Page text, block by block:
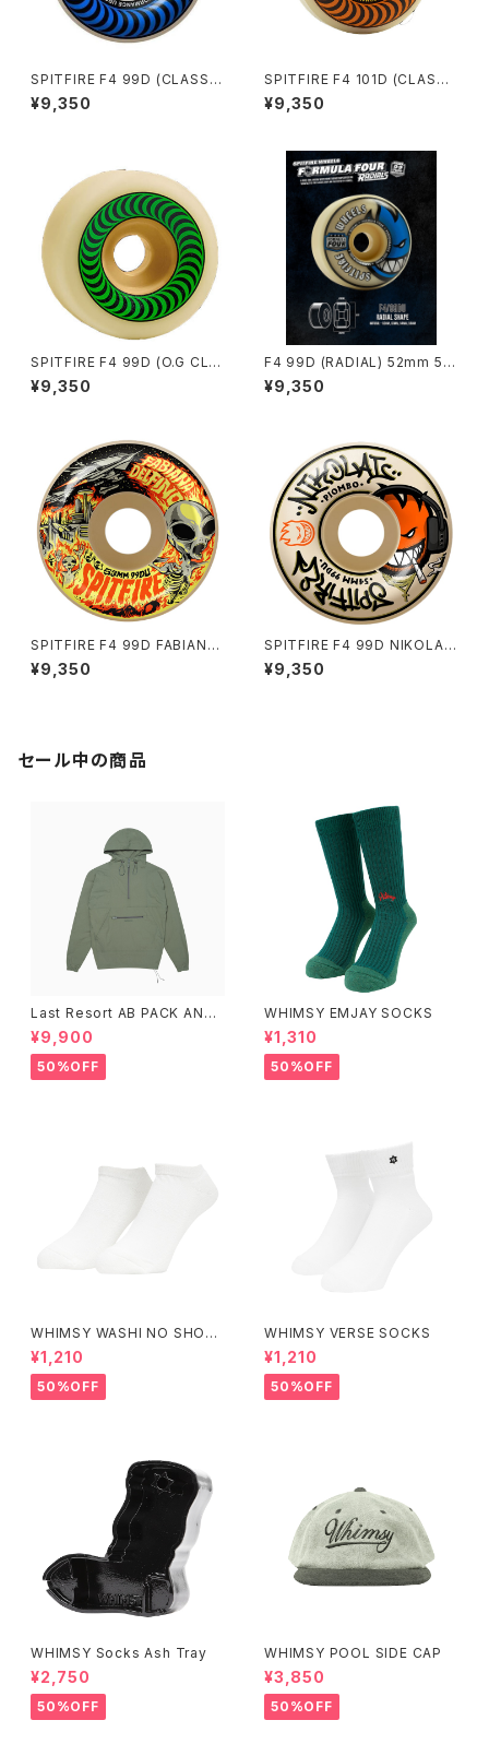
SPITFIRE F4 99D (CLASSI
C) 56mm
¥9,350
SPITFIRE F4 101D (CLASSI
C) 53mm
¥9,350
SPITFIRE F4 99D (O.G CLA
SSIC) 52mm
¥9,350
F4 99D (RADIAL) 52mm 53
mm
¥9,350
SPITFIRE F4 99D FABIANA I
NVASION (CONICAL FULL)
53mm
¥9,350
SPITFIRE F4 99D NIKOLAI
PIOMBO (CLASSIC) 52mm
¥9,350
セール中の商品
Last Resort AB PACK ANO
RAK SAGE
¥9,900
50%OFF
WHIMSY EMJAY SOCKS
¥1,310
50%OFF
WHIMSY WASHI NO SHOW
SOCKS
¥1,210
50%OFF
WHIMSY VERSE SOCKS
¥1,210
50%OFF
WHIMSY Socks Ash Tray
¥2,750
50%OFF
WHIMSY POOL SIDE CAP
¥3,850
50%OFF